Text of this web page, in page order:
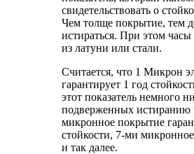
свидетельствовать о
Чем толще покрытие, тем
истираться. При этом
из латуни или стали.
Считается, что 1 Микрон
гарантирует 1 год
этот показатель немного
подверженных истиранию
микронное покрытие
стойкости, 7-ми
и так далее.